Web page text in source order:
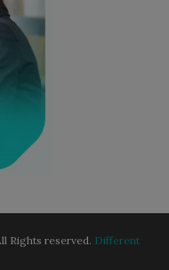
Rights reserved. Different